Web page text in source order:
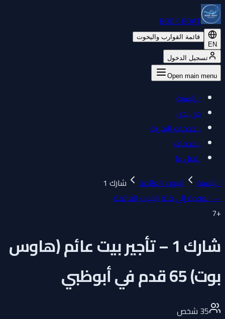
BOOK BOAT
EN
قائمة القوارب واليخوت
تسجيل الدخول
Open main menu
الرئيسية
من نحن
الخدمات البحرية
الخدمات
اتصل بنا
الرئيسية
البيوت العائمة
شارك 1
←العودة إلى فئة البيوت العائمة
7
شارك 1 – تأجير بيت عائم (هاوس
بوت) 65 قدم في أبوظبي
35شخص